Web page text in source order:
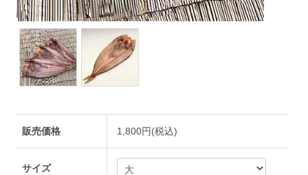
販売価格 1,800円(税込)
サイズ